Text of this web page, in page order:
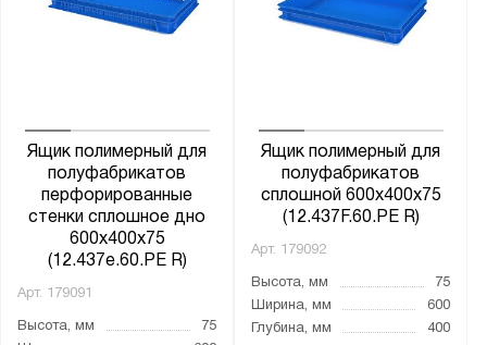
Ящик полимерный для
полуфабрикатов
перфорированные
стенки сплошное дно
600х400х75
(12.437e.60.PE R)
Арт. 179091
Высота, мм
75
Ящик полимерный для
полуфабрикатов
сплошной 600х400х75
(12.437F.60.PE R)
Арт. 179092
Высота, мм
75
Ширина, мм
600
Глубина, мм
400